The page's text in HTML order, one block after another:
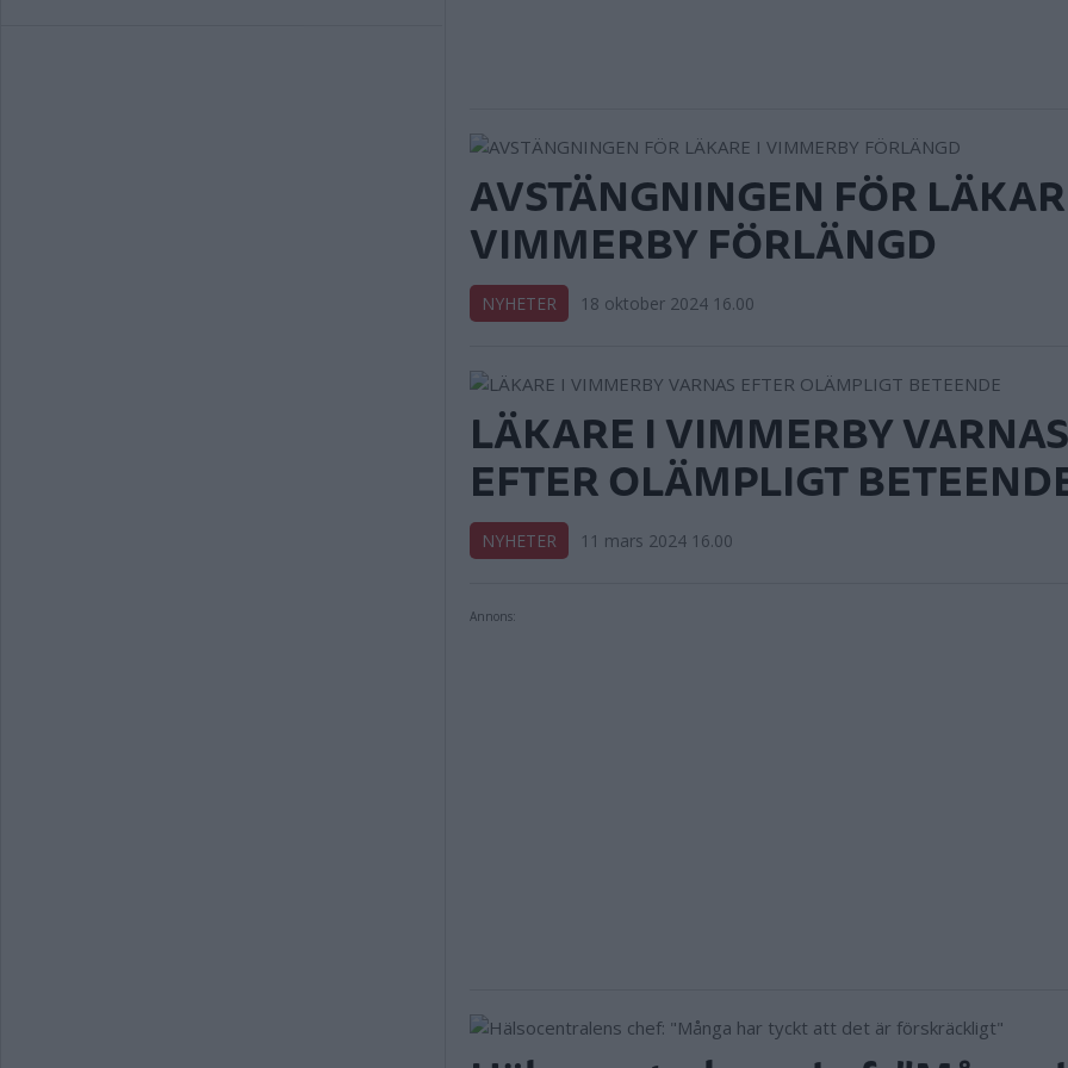
AVSTÄNGNINGEN FÖR
VIMMERBY FÖRLÄNGD
NYHETER 18 oktober 2024 16.00
LÄKARE I VIMMERBY VARNAS
EFTER OLÄMPLIGT
NYHETER 11 mars 2024 16.00
Annons: